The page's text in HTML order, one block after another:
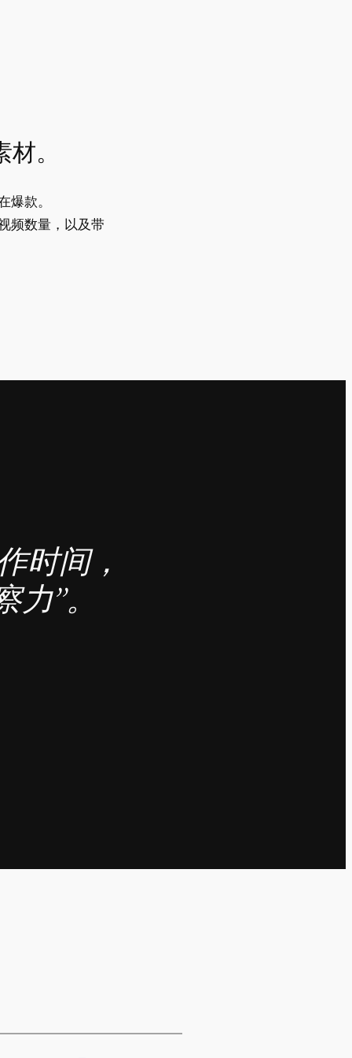
。
爆款。
频数量，以及带
时间，
”。